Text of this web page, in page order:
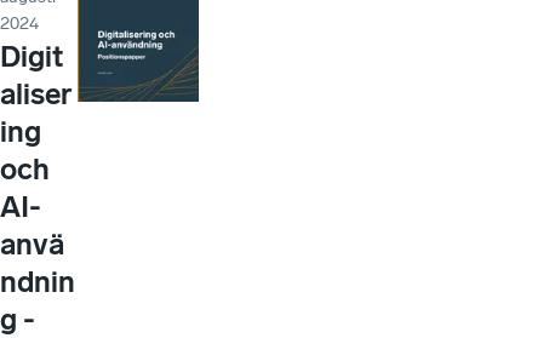
2024
Digit
aliser
ing
och
AI-
anvä
ndnin
g -